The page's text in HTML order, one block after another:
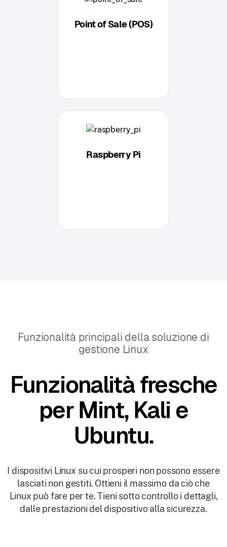
Point of Sale (POS)
Raspberry Pi
Funzionalità principali della soluzione di
gestione Linux
Funzionalità fresche
per Mint, Kali e
Ubuntu.
I dispositivi Linux su cui prosperi non possono essere
lasciati non gestiti. Ottieni il massimo da ciò che
Linux può fare per te. Tieni sotto controllo i dettagli,
dalle prestazioni del dispositivo alla sicurezza.